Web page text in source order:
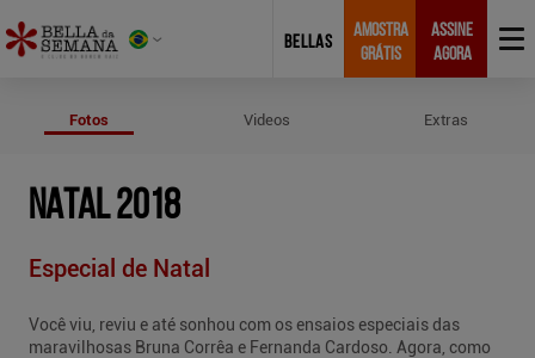
BELLAS
AMOSTRA
GRÁTIS
ASSINE
AGORA
Fotos Videos Extras
NATAL 2018
Especial de Natal
Você viu, reviu e até sonhou com os ensaios especiais das
maravilhosas Bruna Corrêa e Fernanda Cardoso. Agora, como